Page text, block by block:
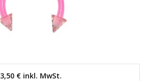
3,50 €inkl. MwSt.